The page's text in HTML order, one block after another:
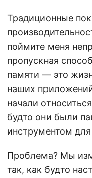
Традиционные
поймите меня
пропускная
памяти — это
наших
начали
будто они были
инструментом
Проблема? Мы
так, как будто